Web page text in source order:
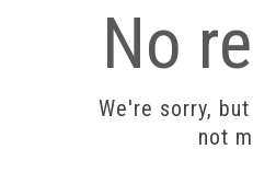
No
We're sorry,
not